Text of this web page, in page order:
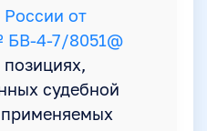
от
БВ-4-7/8051@
судебной